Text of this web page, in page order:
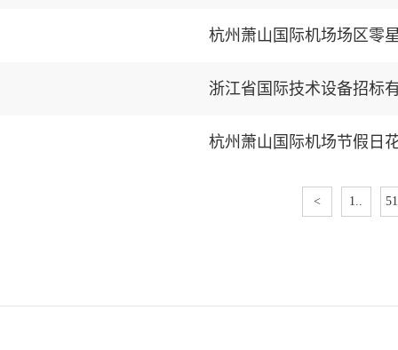
杭州萧山国际机场场区零
杭州萧山国际机场节假日
< 1..